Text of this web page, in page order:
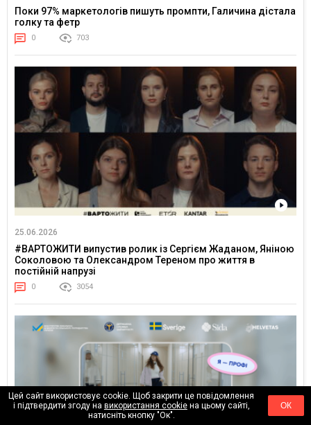
Поки 97% маркетологів пишуть промпти, Галичина дістала
голку та фетр
0 703
25.06.2026
#ВАРТОЖИТИ випустив ролик із Сергієм Жаданом, Яніною
Соколовою та Олександром Тереном про життя в
постійній напрузі
0 3054
Цей сайт використовує cookie. Щоб закрити це повідомлення
і підтвердити згоду на використання cookieна цьому сайті,
натисніть кнопку "Ок".
ОК